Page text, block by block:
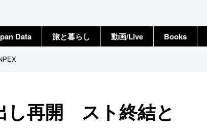
Data 旅と暮らし 動画/Live Books
し再開 スト終結と